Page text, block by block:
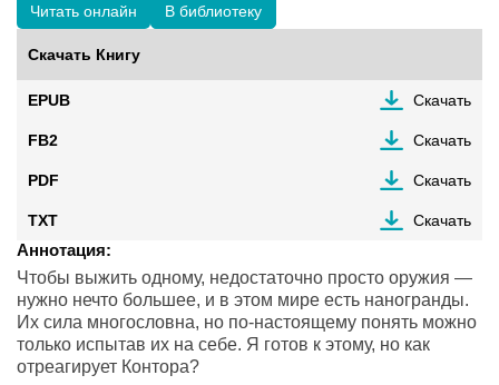
Читать онлайн В библиотеку
Скачать Книгу
EPUB Скачать
FB2 Скачать
PDF Скачать
TXT Скачать
Аннотация:
Чтобы выжить одному, недостаточно просто оружия —
нужно нечто большее, и в этом мире есть наногранды.
Их сила многословна, но по-настоящему понять можно
только испытав их на себе. Я готов к этому, но как
отреагирует Контора?